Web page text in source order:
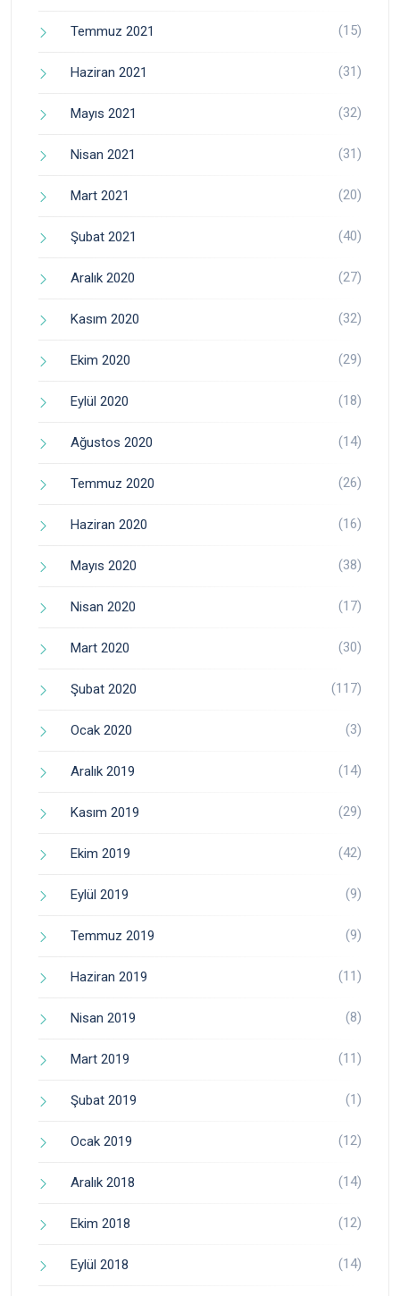
Temmuz 2021 (15)
Haziran 2021 (31)
Mayıs 2021 (32)
Nisan 2021 (31)
Mart 2021 (20)
Şubat 2021 (40)
Aralık 2020 (27)
Kasım 2020 (32)
Ekim 2020 (29)
Eylül 2020 (18)
Ağustos 2020 (14)
Temmuz 2020 (26)
Haziran 2020 (16)
Mayıs 2020 (38)
Nisan 2020 (17)
Mart 2020 (30)
Şubat 2020 (117)
Ocak 2020 (3)
Aralık 2019 (14)
Kasım 2019 (29)
Ekim 2019 (42)
Eylül 2019 (9)
Temmuz 2019 (9)
Haziran 2019 (11)
Nisan 2019 (8)
Mart 2019 (11)
Şubat 2019 (1)
Ocak 2019 (12)
Aralık 2018 (14)
Ekim 2018 (12)
Eylül 2018 (14)